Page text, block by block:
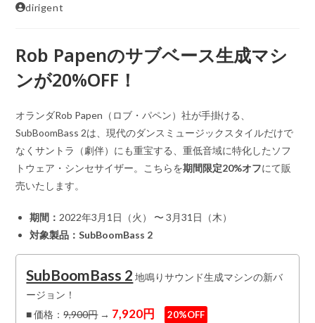
dirigent
Rob Papenのサブベース生成マシ
ンが20%OFF！
オランダRob Papen（ロブ・パペン）社が手掛ける、
SubBoomBass 2は、現代のダンスミュージックスタイルだけで
なくサントラ（劇伴）にも重宝する、重低音域に特化したソフ
トウェア・シンセサイザー。こちらを期間限定20%オフにて販
売いたします。
期間： 2022年3月1日（火） 〜 3月31日（木）
対象製品：SubBoomBass 2
SubBoomBass 2 地鳴りサウンド生成マシンの新バ
ージョン！
■ 価格：9,900円→ 7,920円 20%OFF